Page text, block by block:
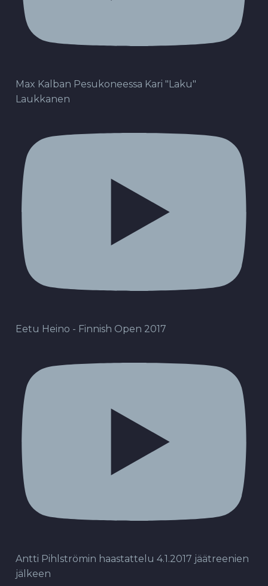
Max Kalban Pesukoneessa Kari "Laku"
Laukkanen
Eetu Heino - Finnish Open 2017
Antti Pihlströmin haastattelu 4.1.2017 jäätreenien
jälkeen